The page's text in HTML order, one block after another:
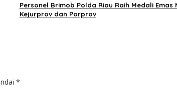
Personel Brimob Polda Riau Raih Medali Emas
Kejurprov dan Porprov
*